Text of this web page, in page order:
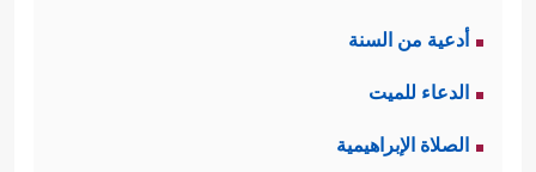
أدعية من السنة
الدعاء للميت
الصلاة الإبراهيمية